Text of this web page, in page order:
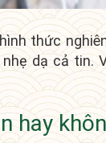
thức
dạ cả tin.
hay